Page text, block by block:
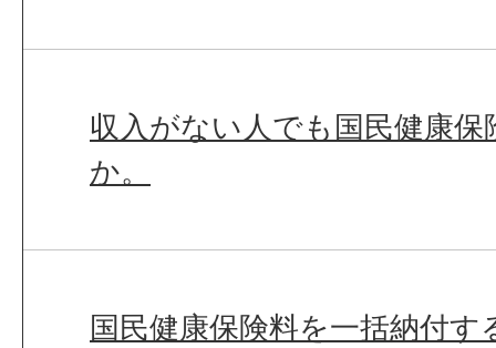
収入がない人でも国民健康
か。
国民健康保険料を一括納付す